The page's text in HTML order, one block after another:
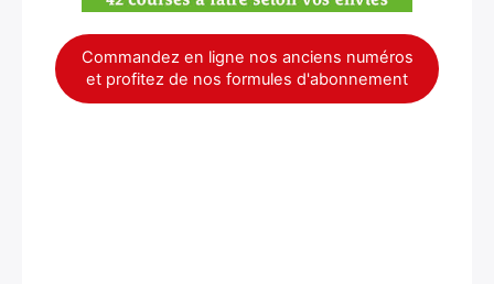
Commandez en ligne nos anciens numéros
et profitez de nos formules d'abonnement